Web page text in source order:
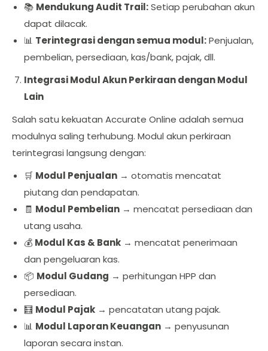
📚 Mendukung Audit Trail:Setiap perubahan akun
dapat dilacak.
📊 Terintegrasi dengan semua modul:Penjualan,
pembelian, persediaan, kas/bank, pajak, dll.
Integrasi Modul Akun Perkiraan dengan Modul
Lain
Salah satu kekuatan Accurate Online adalah semua
modulnya saling terhubung. Modul akun perkiraan
terintegrasi langsung dengan:
🛒 Modul Penjualan → otomatis mencatat
piutang dan pendapatan.
🧾 Modul Pembelian → mencatat persediaan dan
utang usaha.
💰 Modul Kas & Bank → mencatat penerimaan
dan pengeluaran kas.
📦 Modul Gudang → perhitungan HPP dan
persediaan.
🧮 Modul Pajak → pencatatan utang pajak.
📊 Modul Laporan Keuangan → penyusunan
laporan secara instan.